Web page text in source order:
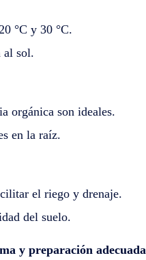
°C y 30 °C.
al sol.
orgánica son ideales.
en la raíz.
el riego y drenaje.
del suelo.
y preparación adecuada